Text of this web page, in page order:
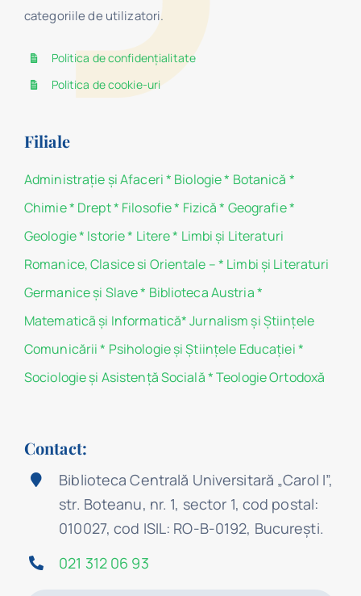
categoriile de utilizatori.
Politica de confidențialitate
Politica de cookie-uri
Filiale
Administraţie şi Afaceri* Biologie* Botanică *
Chimie* Drept* Filosofie* Fizică * Geografie*
Geologie* Istorie* Litere* Limbi și Literaturi
Romanice, Clasice si Orientale –* Limbi și Literaturi
Germanice şi Slave* Biblioteca Austria*
Matematicã și Informatică*Jurnalism şi Ştiinţele
Comunicării * Psihologie şi Ştiinţele Educaţiei*
Sociologie şi Asistenţă Socială*Teologie Ortodoxă
Contact:
Biblioteca Centrală Universitară „Carol I”,
str. Boteanu, nr. 1, sector 1, cod postal:
010027, cod ISIL: RO-B-0192, Bucureşti.
021 312 06 93